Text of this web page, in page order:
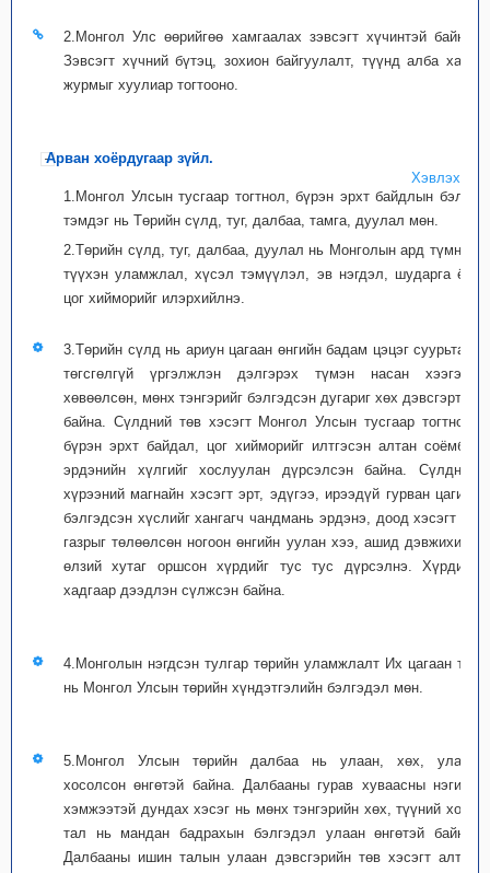
2.Монгол Улс өөрийгөө хамгаалах зэвсэгт хүчинтэй байна.
Зэвсэгт хүчний бүтэц, зохион байгуулалт, түүнд алба хаах
журмыг хуулиар тогтооно.
Арван хоёрдугаар зүйл.
Хэвлэх
1.Монгол Улсын тусгаар тогтнол, бүрэн эрхт байдлын бэлгэ
тэмдэг нь Төрийн сүлд, туг, далбаа, тамга, дуулал мөн.
2.Төрийн сүлд, туг, далбаа, дуулал нь Монголын ард түмний
түүхэн уламжлал, хүсэл тэмүүлэл, эв нэгдэл, шударга ёс,
цог хийморийг илэрхийлнэ.
3.Төрийн сүлд нь ариун цагаан өнгийн бадам цэцэг суурьтай,
төгсгөлгүй үргэлжлэн дэлгэрэх түмэн насан хээгээр
хөвөөлсөн, мөнх тэнгэрийг бэлгэдсэн дугариг хөх дэвсгэртэй
байна. Сүлдний төв хэсэгт Монгол Улсын тусгаар тогтнол,
бүрэн эрхт байдал, цог хийморийг илтгэсэн алтан соёмбо,
эрдэнийн хүлгийг хослуулан дүрсэлсэн байна. Сүлдний
хүрээний магнайн хэсэгт эрт, эдүгээ, ирээдүй гурван цагийг
бэлгэдсэн хүслийг хангагч чандмань эрдэнэ, доод хэсэгт эх
газрыг төлөөлсөн ногоон өнгийн уулан хээ, ашид дэвжихийн
өлзий хутаг оршсон хүрдийг тус тус дүрсэлнэ. Хүрдийг
хадгаар дээдлэн сүлжсэн байна.
4.Монголын нэгдсэн тулгар төрийн уламжлалт Их цагаан туг
нь Монгол Улсын төрийн хүндэтгэлийн бэлгэдэл мөн.
5.Монгол Улсын төрийн далбаа нь улаан, хөх, улаан
хосолсон өнгөтэй байна. Далбааны гурав хуваасны нэгийн
хэмжээтэй дундах хэсэг нь мөнх тэнгэрийн хөх, түүний хоёр
тал нь мандан бадрахын бэлгэдэл улаан өнгөтэй байна.
Далбааны ишин талын улаан дэвсгэрийн төв хэсэгт алтан